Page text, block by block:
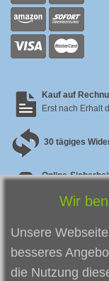
Kauf auf
Erst nach Erhalt
30 tägiges
Online-
So zufriedensind
Wir
Unsere
besseres
die Nutzung